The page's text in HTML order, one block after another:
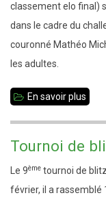
classement elo final)
dans le cadre du
couronné Mathéo
les adultes.
En savoir plus
blitz
Tournoi de
Le 9ème tournoi de
février, il a rassemblé